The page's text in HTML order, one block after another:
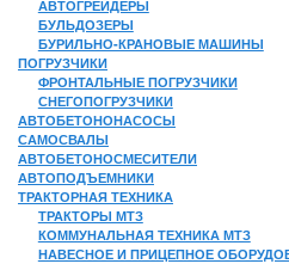
АВТОГРЕЙДЕРЫ
БУЛЬДОЗЕРЫ
БУРИЛЬНО-КРАНОВЫЕ МАШИНЫ
ПОГРУЗЧИКИ
ФРОНТАЛЬНЫЕ ПОГРУЗЧИКИ
СНЕГОПОГРУЗЧИКИ
АВТОБЕТОНОНАСОСЫ
САМОСВАЛЫ
АВТОБЕТОНОСМЕСИТЕЛИ
АВТОПОДЪЕМНИКИ
ТРАКТОРНАЯ ТЕХНИКА
ТРАКТОРЫ МТЗ
КОММУНАЛЬНАЯ ТЕХНИКА МТЗ
НАВЕСНОЕ И ПРИЦЕПНОЕ